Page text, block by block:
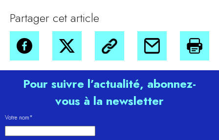
Partager cet article
Pour suivre l’actualité, abonnez-
vous à la newsletter
Votre nom*